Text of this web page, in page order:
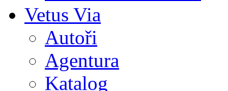
Vetus Via
Autoři
Agentura
Katalog